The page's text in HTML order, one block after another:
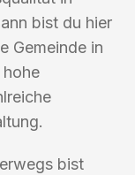
bist du hier
Gemeinde in
bist